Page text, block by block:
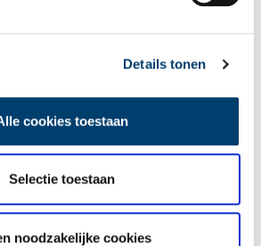
Details tonen
cookies toestaan
Selectie toestaan
noodzakelijke cookies
op de hoogte gehouden wil worden.